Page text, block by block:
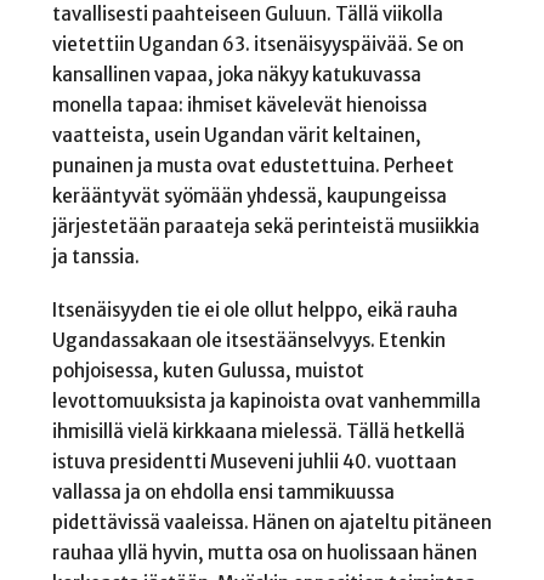
tavallisesti paahteiseen Guluun. Tällä viikolla
vietettiin Ugandan 63. itsenäisyyspäivää. Se on
kansallinen vapaa, joka näkyy katukuvassa
monella tapaa: ihmiset kävelevät hienoissa
vaatteista, usein Ugandan värit keltainen,
punainen ja musta ovat edustettuina. Perheet
kerääntyvät syömään yhdessä, kaupungeissa
järjestetään paraateja sekä perinteistä musiikkia
ja tanssia.
Itsenäisyyden tie ei ole ollut helppo, eikä rauha
Ugandassakaan ole itsestäänselvyys. Etenkin
pohjoisessa, kuten Gulussa, muistot
levottomuuksista ja kapinoista ovat vanhemmilla
ihmisillä vielä kirkkaana mielessä. Tällä hetkellä
istuva presidentti Museveni juhlii 40. vuottaan
vallassa ja on ehdolla ensi tammikuussa
pidettävissä vaaleissa. Hänen on ajateltu pitäneen
rauhaa yllä hyvin, mutta osa on huolissaan hänen